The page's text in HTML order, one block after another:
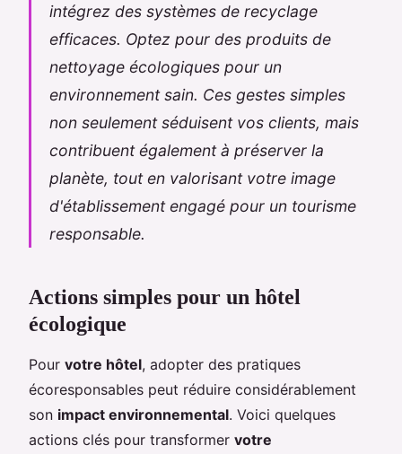
intégrez des systèmes de recyclage
efficaces. Optez pour des produits de
nettoyage écologiques pour un
environnement sain. Ces gestes simples
non seulement séduisent vos clients, mais
contribuent également à préserver la
planète, tout en valorisant votre image
d'établissement engagé pour un tourisme
responsable.
Actions simples pour un hôtel
écologique
Pour votre hôtel, adopter des pratiques
écoresponsables peut réduire considérablement
son impact environnemental. Voici quelques
actions clés pour transformer votre